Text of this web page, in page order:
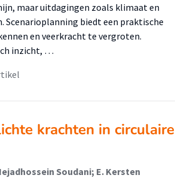
maar uitdagingen zoals klimaat en
biedt een praktische
en veerkracht te vergroten.
inzicht, …
krachten in circulaire
Soudani; E. Kersten